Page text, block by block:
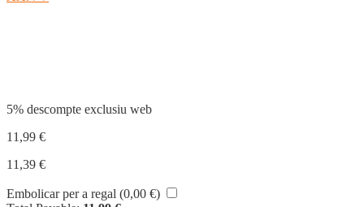
5% descompte exclusiu web
11,99 €
11,39 €
Embolicar per a regal (0,00 €)